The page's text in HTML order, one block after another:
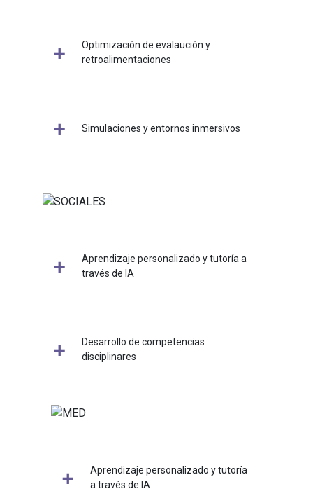
Optimización de evalaución y
retroalimentaciones
Simulaciones y entornos inmersivos
Aprendizaje personalizado y tutoría a
través de IA
Desarrollo de competencias
disciplinares
Aprendizaje personalizado y tutoría
a través de IA